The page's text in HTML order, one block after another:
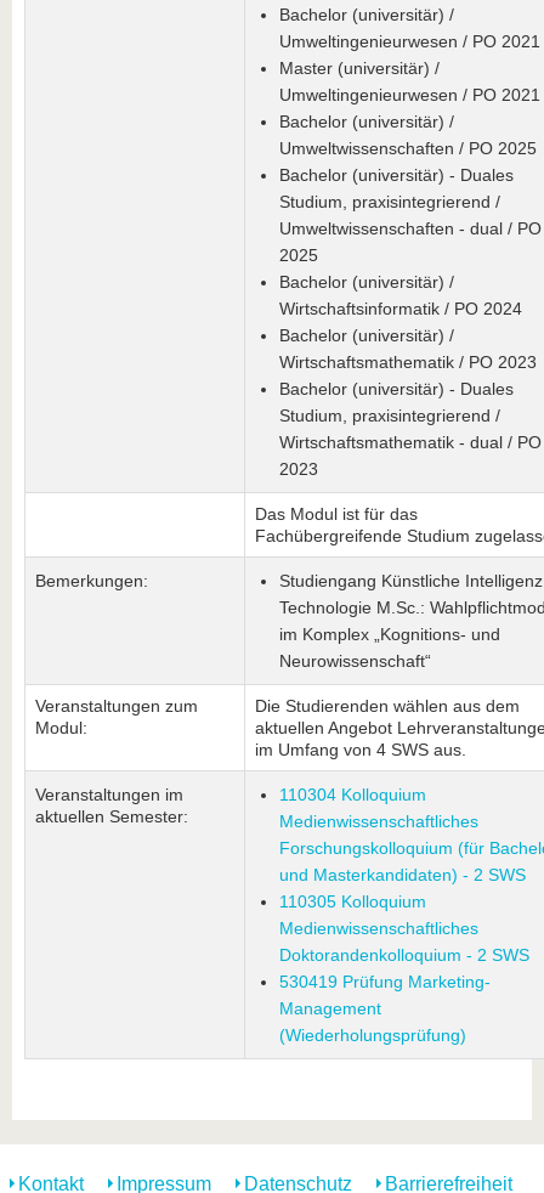
Bachelor (universitär) /
Umweltingenieurwesen / PO 2021
Master (universitär) /
Umweltingenieurwesen / PO 2021
Bachelor (universitär) /
Umweltwissenschaften / PO 2025
Bachelor (universitär) - Duales
Studium, praxisintegrierend /
Umweltwissenschaften - dual / PO
2025
Bachelor (universitär) /
Wirtschaftsinformatik / PO 2024
Bachelor (universitär) /
Wirtschaftsmathematik / PO 2023
Bachelor (universitär) - Duales
Studium, praxisintegrierend /
Wirtschaftsmathematik - dual / PO
2023
Das Modul ist für das
Fachübergreifende Studium
Bemerkungen:
Studiengang Künstliche Intelligenz
Technologie M.Sc.:
im Komplex „Kognitions- und
Neurowissenschaft“
Veranstaltungen zum
Modul:
Die Studierenden wählen aus dem
aktuellen Angebot
im Umfang von 4 SWS aus.
Veranstaltungen im
aktuellen Semester:
110304 Kolloquium
Medienwissenschaftliches
Forschungskolloquium (für
und Masterkandidaten) - 2 SWS
110305 Kolloquium
Medienwissenschaftliches
Doktorandenkolloquium - 2 SWS
530419 Prüfung Marketing-
Management
(Wiederholungsprüfung)
Kontakt Impressum Datenschutz Barrierefreiheit